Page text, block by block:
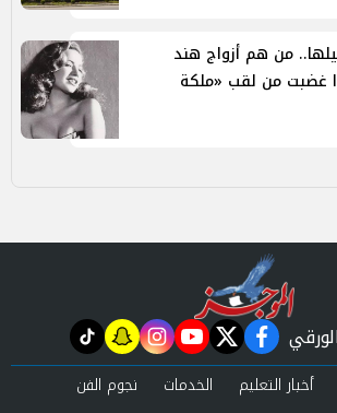
من هم أزواج هند
غضبت من لقب «ملكة
facebook
twitter
youtube
instagram
snapchat
tiktok
أخبار التعليم الخدمات
نجوم الفن